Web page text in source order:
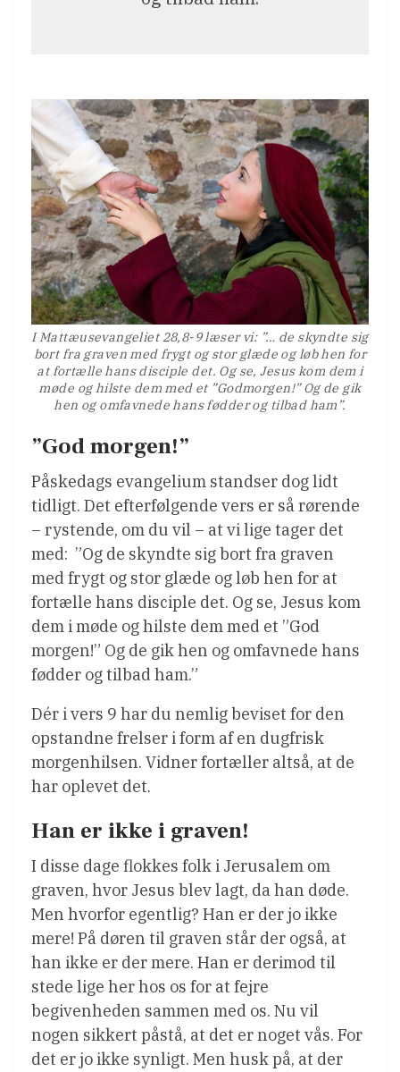
I Mattæusevangeliet 28,8-9 læser vi: ”… de skyndte sig
bort fra graven med frygt og stor glæde og løb hen for
at fortælle hans disciple det. Og se, Jesus kom dem i
møde og hilste dem med et ”Godmorgen!” Og de gik
hen og omfavnede hans fødder og tilbad ham”.
”God morgen!”
Påskedags evangelium standser dog lidt
tidligt. Det efterfølgende vers er så rørende
– rystende, om du vil – at vi lige tager det
med: ”Og de skyndte sig bort fra graven
med frygt og stor glæde og løb hen for at
fortælle hans disciple det. Og se, Jesus kom
dem i møde og hilste dem med et ”God
morgen!” Og de gik hen og omfavnede hans
fødder og tilbad ham.”
Dér i vers 9 har du nemlig beviset for den
opstandne frelser i form af en dugfrisk
morgenhilsen. Vidner fortæller altså, at de
har oplevet det.
Han er ikke i graven!
I disse dage flokkes folk i Jerusalem om
graven, hvor Jesus blev lagt, da han døde.
Men hvorfor egentlig? Han er der jo ikke
mere! På døren til graven står der også, at
han ikke er der mere. Han er derimod til
stede lige her hos os for at fejre
begivenheden sammen med os. Nu vil
nogen sikkert påstå, at det er noget vås. For
det er jo ikke synligt. Men husk på, at der